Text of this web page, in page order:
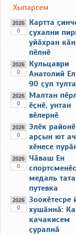
Хыпарсем
2026
0
Картта
ҫухални
уйӑхран
пӗлнӗ
2026
0
Кульцаври
Анатолий
90 ҫул
2026
0
Малтан
ӗҫнӗ, унтан
вӗлернӗ
2026
0
Элӗк
арҫын ют
хӗнесе
2026
0
Чӑваш Ен
медаль
путевка
2026
0
хушӑннӑ:
качакисем
ҫуралнӑ